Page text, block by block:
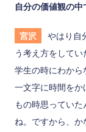
自分の価値観の
宮沢
やはり自
う考え方をして
学生の時にわか
一文字に時間を
もの時思ってい
ね。ですから、